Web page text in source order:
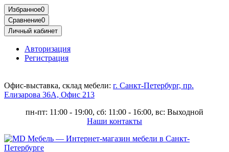
Избранное0
Сравнение0
Личный кабинет
Авторизация
Регистрация
Офис-выставка, склад мебели: г. Санкт-Петербург, пр.
Елизарова 36А, Офис 213
пн-пт: 11:00 - 19:00, сб: 11:00 - 16:00, вс: Выходной
Наши контакты